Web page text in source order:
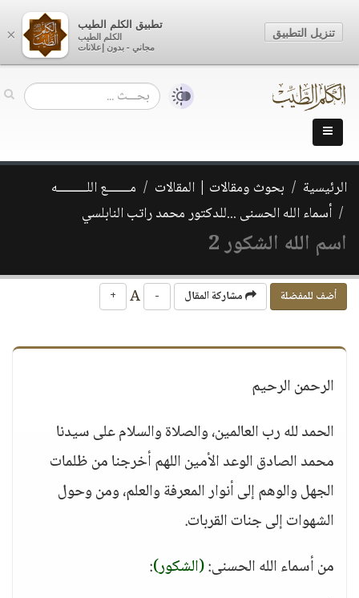
الرئيسية بحوث ومقالات | المقالات
مـــــــع اللـــــــــه
أسماء الله الحسنى ...للدكتور محمد راتب النابلسي
اسم الله الشكور 2
أضف للمفضلة مشاركة المقال -
+
الرحمن الرحيم
الحمد لله رب العالمين، والصلاة والسلام على سيدنا
محمد الصادق الوعد الأمين اللهم أخرجنا من ظلمات
الجهل والوهم إلى أنوار المعرفة والعلم، ومن وحول
الشهوات إلى جنات القربات.
من أسماء الله الحسنى:(الشكور):
×
تطبيق الكلم الطيب
الكلم الطيب
مجاني - بدون إعلانات
تنزيل التطبيق